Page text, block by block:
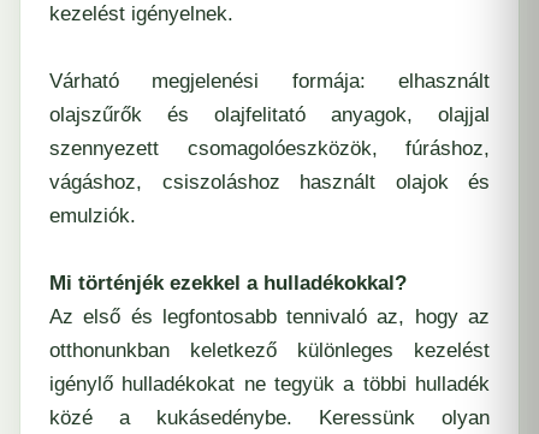
kezelést igényelnek.
Várható megjelenési formája: elhasznált
olajszűrők és olajfelitató anyagok, olajjal
szennyezett csomagolóeszközök, fúráshoz,
vágáshoz, csiszoláshoz használt olajok és
emulziók.
Mi történjék ezekkel a hulladékokkal?
Az első és legfontosabb tennivaló az, hogy az
otthonunkban keletkező különleges kezelést
igénylő hulladékokat ne tegyük a többi hulladék
közé a kukásedénybe. Keressünk olyan